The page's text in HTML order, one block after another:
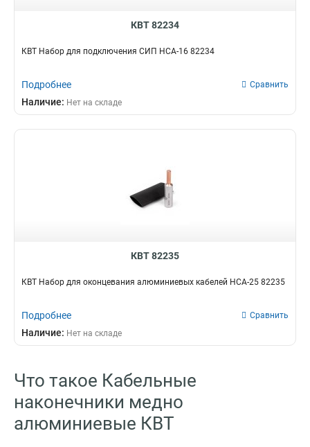
КВТ 82234
КВТ Набор для подключения СИП НСА-16 82234
Подробнее Сравнить
Наличие: Нет на складе
КВТ 82235
КВТ Набор для оконцевания алюминиевых кабелей НСА-25 82235
Подробнее Сравнить
Наличие: Нет на складе
Что такое Кабельные
наконечники медно
алюминиевые КВТ